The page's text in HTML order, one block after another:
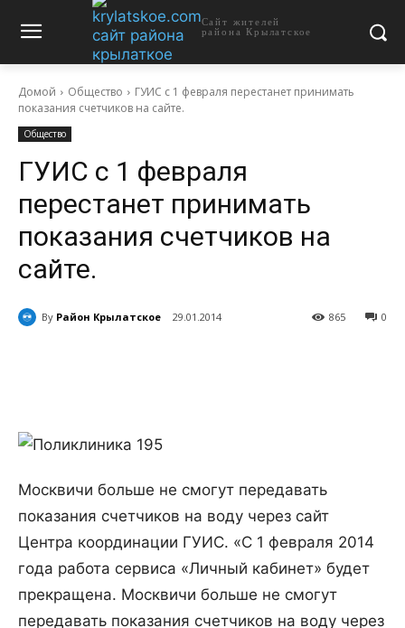
Сайт жителей
района Крылатское
Домой Общество
ГУИС с 1 февраля перестанет принимать
показания счетчиков на сайте.
Общество
ГУИС с 1 февраля
перестанет принимать
показания счетчиков на
сайте.
By Район Крылатское 29.01.2014 0
865
Москвичи больше не смогут передавать
показания счетчиков на воду через сайт
Центра координации ГУИС. «С 1 февраля 2014
года работа сервиса «Личный кабинет» будет
прекращена. Москвичи больше не смогут
передавать показания счетчиков на воду через